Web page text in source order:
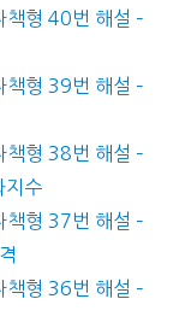
형 40번 해설 –
형 39번 해설 –
형 38번 해설 –
지수
형 37번 해설 –
형 36번 해설 –